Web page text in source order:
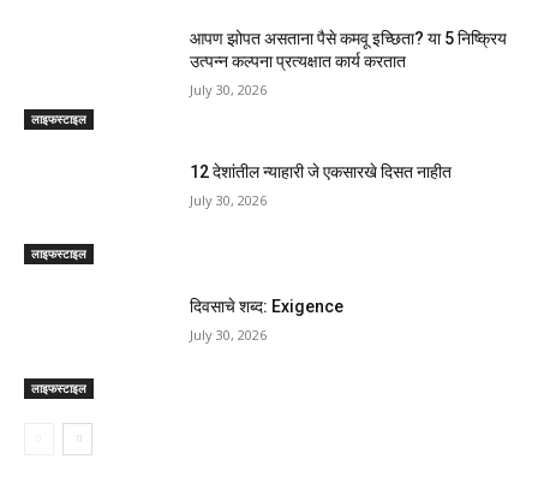
लाइफस्टाइल
आपण झोपत असताना पैसे कमवू इच्छिता? या 5 निष्क्रिय
उत्पन्न कल्पना प्रत्यक्षात कार्य करतात
July 30, 2026
लाइफस्टाइल
12 देशांतील न्याहारी जे एकसारखे दिसत नाहीत
July 30, 2026
लाइफस्टाइल
दिवसाचे शब्द: Exigence
July 30, 2026